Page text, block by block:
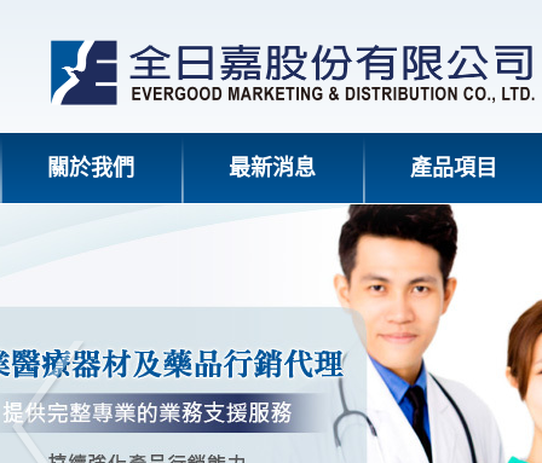
關於我們 最新消息 產品項目